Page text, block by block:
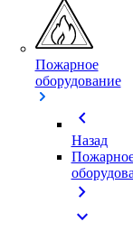
Пожарное
оборудование
chevron_left
Назад
chevron_right
expand_more